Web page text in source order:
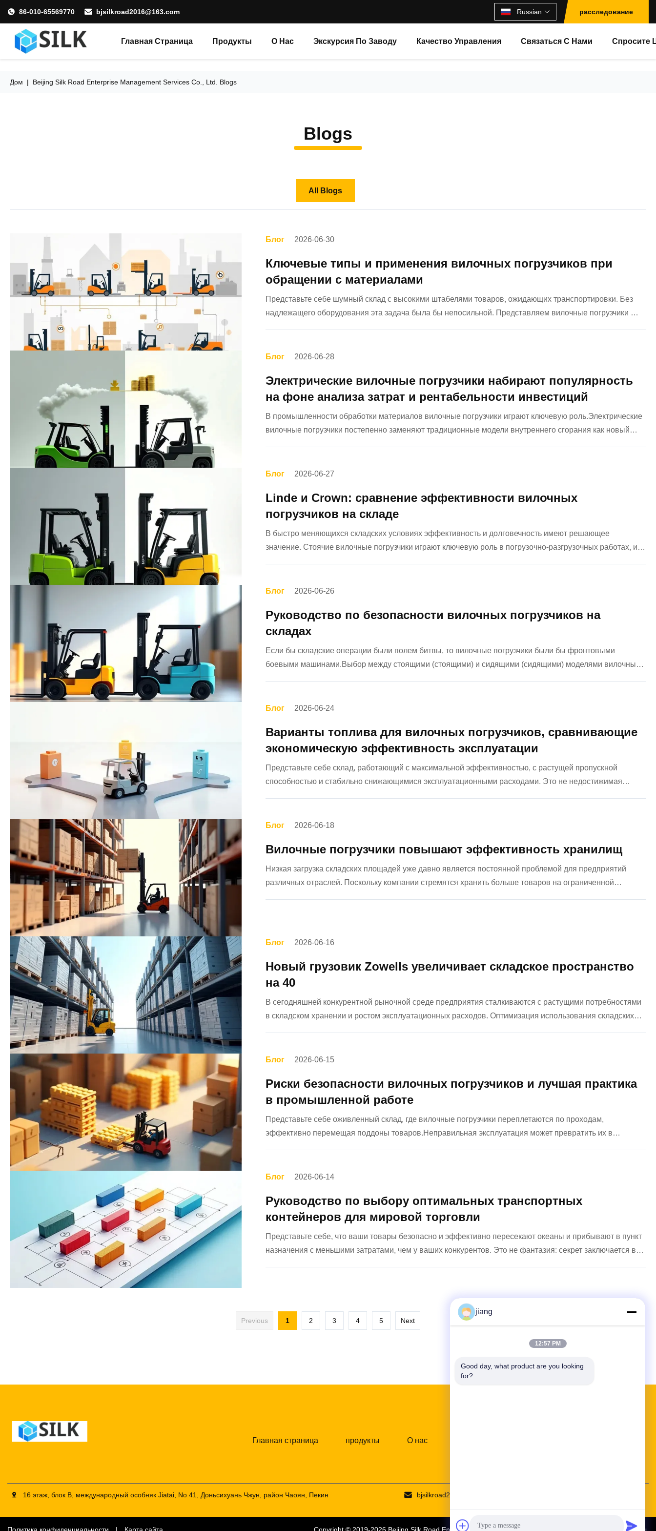
86-010-65569770 bjsilkroad2016@163.com Russian расследование
Главная Страница Продукты О Нас Экскурсия По Заводу Качество Управления Связаться С Нами Спросите
Дом | Beijing Silk Road Enterprise Management Services Co., Ltd. Blogs
Blogs
All Blogs
Блог 2026-06-30
Ключевые типы и применения вилочных погрузчиков при
обращении с материалами
Представьте себе шумный склад с высокими штабелями товаров, ожидающих транспортировки. Без
надлежащего оборудования эта задача была бы непосильной. Представляем вилочные погрузчики —
Блог
2026-06-28
Электрические вилочные погрузчики набирают популярность
на фоне анализа затрат и рентабельности инвестиций
В промышленности обработки материалов вилочные погрузчики играют ключевую роль.Электрические
вилочные погрузчики постепенно заменяют традиционные модели внутреннего сгорания как новый
Блог
2026-06-27
Linde и Crown: сравнение эффективности вилочных
погрузчиков на складе
В быстро меняющихся складских условиях эффективность и долговечность имеют решающее
значение. Стоячие вилочные погрузчики играют ключевую роль в погрузочно-разгрузочных работах, и
Блог
2026-06-26
Руководство по безопасности вилочных погрузчиков на
складах
Если бы складские операции были полем битвы, то вилочные погрузчики были бы фронтовыми
боевыми машинами.Выбор между стоящими (стоящими) и сидящими (сидящими) моделями вилочных
Блог
2026-06-24
Варианты топлива для вилочных погрузчиков, сравнивающие
экономическую эффективность эксплуатации
Представьте себе склад, работающий с максимальной эффективностью, с растущей пропускной
способностью и стабильно снижающимися эксплуатационными расходами. Это не недостижимая
Блог
2026-06-18
Вилочные погрузчики повышают эффективность хранилищ
Низкая загрузка складских площадей уже давно является постоянной проблемой для предприятий
различных отраслей. Поскольку компании стремятся хранить больше товаров на ограниченной
Блог 2026-06-16
Новый грузовик Zowells увеличивает складское пространство
на 40
В сегодняшней конкурентной рыночной среде предприятия сталкиваются с растущими потребностями
в складском хранении и ростом эксплуатационных расходов. Оптимизация использования складских
Блог
2026-06-15
Риски безопасности вилочных погрузчиков и лучшая практика
в промышленной работе
Представьте себе оживленный склад, где вилочные погрузчики переплетаются по проходам,
эффективно перемещая поддоны товаров.Неправильная эксплуатация может превратить их в
Блог
2026-06-14
Руководство по выбору оптимальных транспортных
контейнеров для мировой торговли
Представьте себе, что ваши товары безопасно и эффективно пересекают океаны и прибывают в пункт
назначения с меньшими затратами, чем у ваших конкурентов. Это не фантазия: секрет заключается в
Previous 1 2 3 4 5 Next
Главная страница продукты О нас
16 этаж, блок B, международный особняк Jiatai, No 41, Доньсихуань Чжун, район Чаоян, Пекин bjsilkroad2016@163.com
jiang
12:57 PM
Good day, what product are you looking
for?